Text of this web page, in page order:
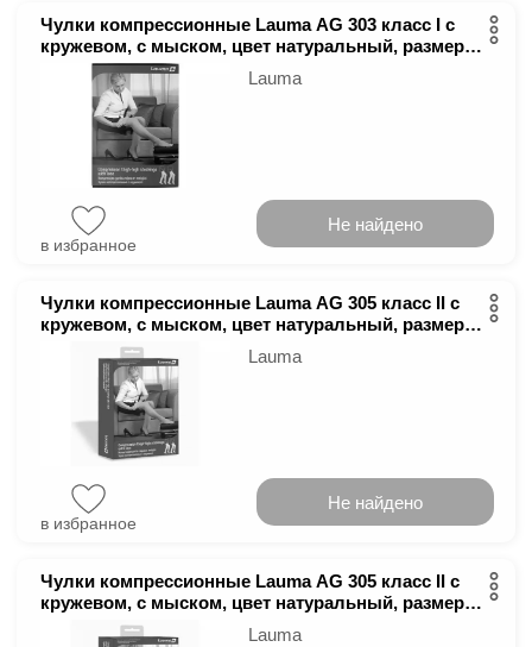
Чулки компрессионные Lauma AG 303 класс І с
кружевом, с мыском, цвет натуральный, размер
Lauma
в избранное
Не найдено
Чулки компрессионные Lauma AG 305 класс ІІ с
кружевом, с мыском, цвет натуральный, размер
Lauma
в избранное
Не найдено
Чулки компрессионные Lauma AG 305 класс ІІ с
кружевом, с мыском, цвет натуральный, размер
Lauma